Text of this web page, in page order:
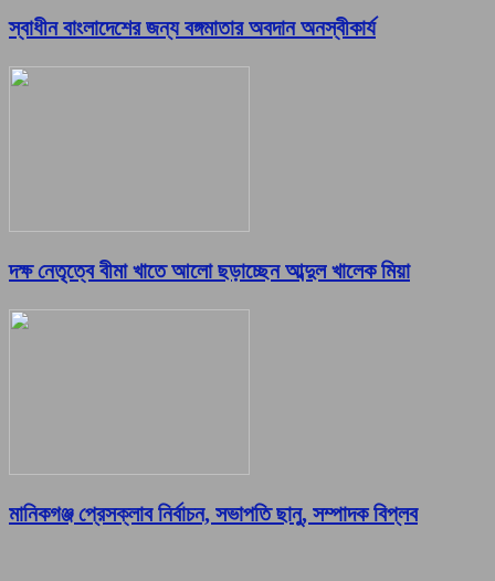
স্বাধীন বাংলাদেশের জন্য বঙ্গমাতার অবদান অনস্বীকার্য
দক্ষ নেতৃত্বে বীমা খাতে আলো ছড়াচ্ছেন আব্দুল খালেক মিয়া
মানিকগঞ্জ প্রেসক্লাব নির্বাচন, সভাপতি ছানু, সম্পাদক বিপ্লব